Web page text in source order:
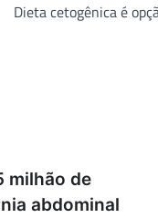
Dieta cetogênica é
milhão de
abdominal